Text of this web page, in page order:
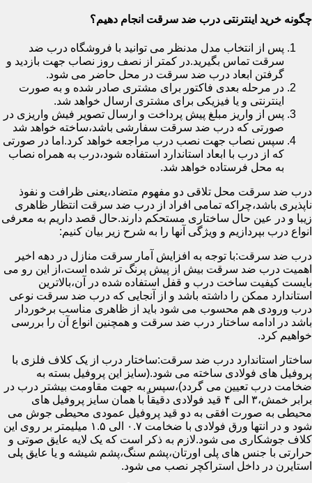
چگونه خرید اینترنتی درب ضد سرقت انجام دهیم؟
پس از انتخاب مدل مدنظر می توانید با فروشگاه درب ضد
سرقت تماس بگیرید.در کمتر از نصف روز نصاب جهت بازدید و
گرفتن ابعاد درب ضد سرقت در محل حاضر می شود.
در مرحله بعدی فاکتور برای مشتری صادر شده و به صورت
اینترنتی و یا فیزیکی برای مشتری ارسال خواهد شد.
پس از واریز مبلغ پیش پرداخت و ارسال تصویر فیش واریزی در
صورتی که درب ضد سرقت سفارشی باشد،ساخته خواهد شد
سپس نصاب جهت نصب درب مراجعه خواهد کرد.اما در صورتی
که از درب با ابعاد استاندارد استفاده شود،درب به همراه نصاب
به محل فرستاده خواهد شد.
درب ضد سرقت محل تلاقی دو مفهوم متضاد،یعنی ظرافت و نفوذ
ناپذیری باشد،چراکه تمامی افراد از درب ضد سرقت انتظار ظاهری
زیبا و در عین حال ساختاری مستحکم دارند.حال قصد داریم به معرفی
انواع درب بپردازیم و ویژگی آنها را به شرح زیر بیان کنیم:
درب ضد سرقت:با توجه به افزایش آمار سرقت منازل در دهه اخیر
اهمیت درب ضد سرقت بیش از پیش پرنگ تر شده است،از این رو می
بایست کیفیت ساخت درب و قفل استفاده شده در آن،بالاترین
استاندارد ممکن را داشته باشد و از آنجایی که درب ضد سرقت نوعی
درب ورودی هم محسوب می شود باید از ظاهری مناسب برخوردار
باشد در ادامه ساختار درب ضد سرقت و همچنین انواع آن را بررسی
خواهیم کرد.
ساختار استاندارد درب ضد سرقت:ساختار درب از یک کلاف فلزی با
پروفیل های فولادی ساخته می شود.(سایز این پروفیل بسته به
ضخامت درب تعیین می گردد)،سپس به جهت مقاومت بیشتر درب در
برابر خمش،۳ الی ۴ قید فولادی دقیقاً با همان سایز پروفیل های
محیطی به صورت افقی به دو قید پروفیل عمودی محیطی جوش می
شود و در انتها ورق فولادی با ضخامت ۰.۷ الی ۱.۵ میلیمتر بر روی این
کلاف جوشکاری می شود.لازم به ذکر است که یک لایه عایق صوتی و
حرارتی با جنس های پلی اورتان،پشم سنگ،پشم شیشه و یا عایق پلی
استایرن در داخل استراکچر نصب می شود.